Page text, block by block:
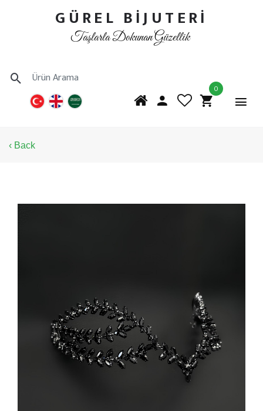
GÜREL BİJUTERİ
Taşlarla Dokunan Güzellik
0
‹ Back